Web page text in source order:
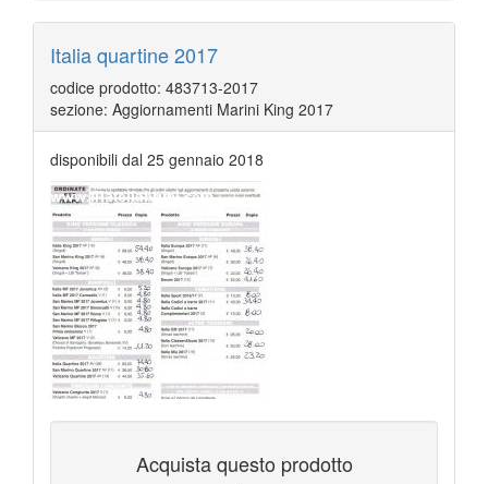
Italia quartine 2017
codice prodotto: 483713-2017
sezione: Aggiornamenti Marini King 2017
disponibili dal 25 gennaio 2018
Acquista questo prodotto